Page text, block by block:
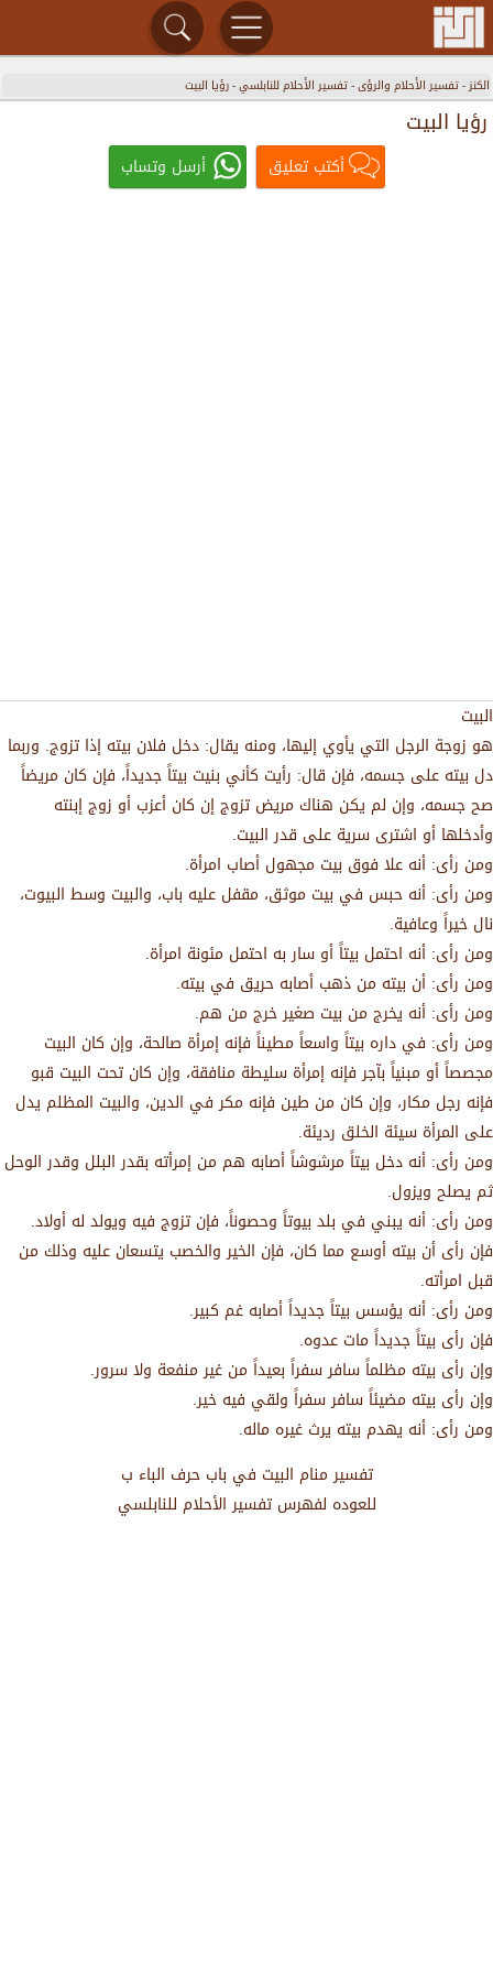
الكنز-تفسير الأحلام والرؤى-تفسير الأحلام للنابلسي-رؤيا البيت
رؤيا البيت
أكتب تعليق أرسل وتساب
البيت
هو زوجة الرجل التي يأوي إليها، ومنه يقال: دخل فلان بيته إذا تزوج. وربما
دل بيته على جسمه، فإن قال: رأيت كأني بنيت بيتاً جديداً، فإن كان مريضاً
صح جسمه، وإن لم يكن هناك مريض تزوج إن كان أعزب أو زوج إبنته
وأدخلها أو اشترى سرية على قدر البيت.
ومن رأى: أنه علا فوق بيت مجهول أصاب امرأة.
ومن رأى: أنه حبس في بيت موثق، مقفل عليه باب، والبيت وسط البيوت،
نال خيراً وعافية.
ومن رأى: أنه احتمل بيتاً أو سار به احتمل مئونة امرأة.
ومن رأى: أن بيته من ذهب أصابه حريق في بيته.
ومن رأى: أنه يخرج من بيت صغير خرج من هم.
ومن رأى: في داره بيتاً واسعاً مطيناً فإنه إمرأة صالحة، وإن كان البيت
مجصصاً أو مبنياً بآجر فإنه إمرأة سليطة منافقة، وإن كان تحت البيت قبو
فإنه رجل مكار، وإن كان من طين فإنه مكر في الدين، والبيت المظلم يدل
على المرأة سيئة الخلق رديئة.
ومن رأى: أنه دخل بيتاً مرشوشاً أصابه هم من إمرأته بقدر البلل وقدر الوحل
ثم يصلح ويزول.
ومن رأى: أنه يبني في بلد بيوتاً وحصوناً، فإن تزوج فيه ويولد له أولاد.
فإن رأى أن بيته أوسع مما كان، فإن الخير والخصب يتسعان عليه وذلك من
قبل امرأته.
ومن رأى: أنه يؤسس بيتاً جديداً أصابه غم كبير.
فإن رأى بيتاً جديداً مات عدوه.
وإن رأى بيته مظلماً سافر سفراً بعيداً من غير منفعة ولا سرور.
وإن رأى بيته مضيئاً سافر سفراً ولقي فيه خير.
ومن رأى: أنه يهدم بيته يرث غيره ماله.
تفسير منام البيت في باب حرف الباء ب
للعوده لفهرس تفسير الأحلام للنابلسي